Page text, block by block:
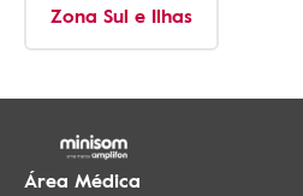
Zona Sul e Ilhas
Área Médica